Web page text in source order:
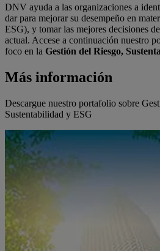
DNV ayuda a las organizaciones a
dar para mejorar su desempeño en
ESG), y tomar las mejores decisiones
actual. Accese a continuación nuestro
foco en la Gestión del Riesgo,
Más información
Descargue nuestro portafolio sobre
Sustentabilidad y ESG